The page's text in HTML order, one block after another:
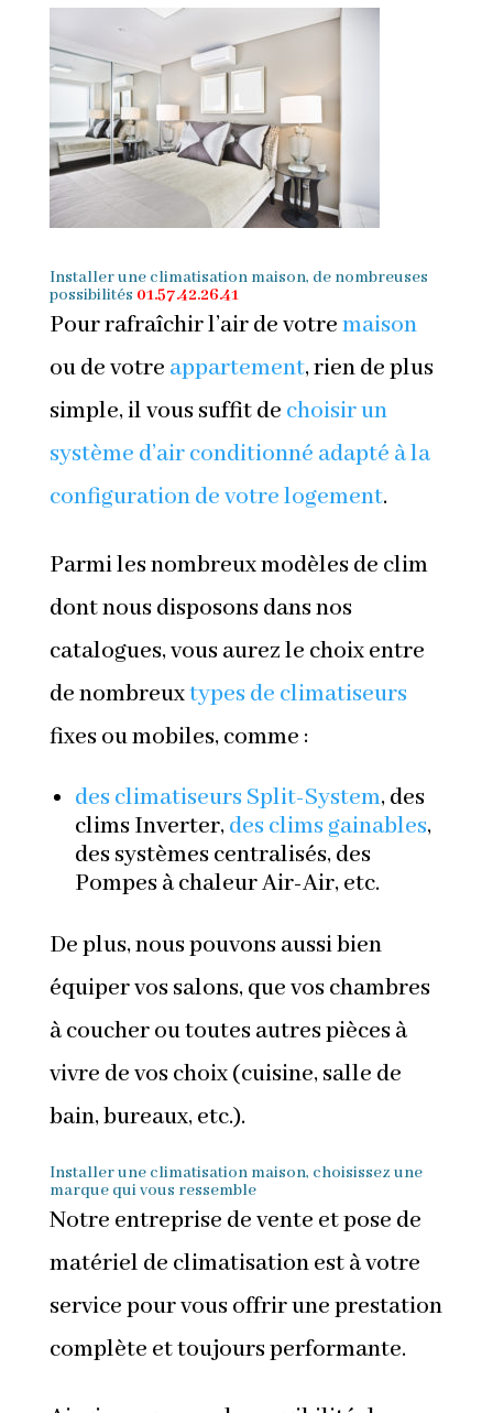
Installer une climatisation maison, de nombreuses
possibilités 01.57.42.26.41
Pour rafraîchir l’air de votremaison
ou de votre appartement, rien de plus
simple, il vous suffit de choisir un
système d’air conditionné adapté à la
configuration de votre logement.
Parmi les nombreux modèles de clim
dont nous disposons dans nos
catalogues, vous aurez le choix entre
de nombreuxtypes de climatiseurs
fixes ou mobiles, comme :
des climatiseurs Split-System, des
clims Inverter,des clims gainables,
des systèmes centralisés, des
Pompes à chaleur Air-Air, etc.
De plus, nous pouvons aussi bien
équiper vos salons, que vos chambres
à coucher ou toutes autres pièces à
vivre de vos choix (cuisine, salle de
bain, bureaux, etc.).
Installer une climatisation maison, choisissez une
marque qui vous ressemble
Notre entreprise de vente et pose de
matériel de climatisation est à votre
service pour vous offrir une prestation
complète et toujours performante.